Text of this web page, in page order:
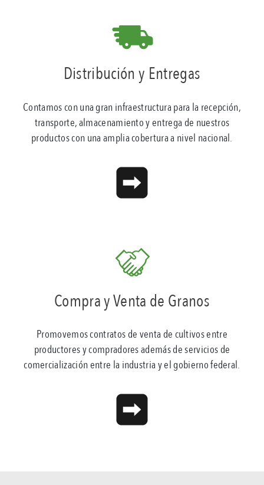
Distribución y Entregas
Contamos con una gran infraestructura para la recepción,
transporte, almacenamiento y entrega de nuestros
productos con una amplia cobertura a nivel nacional.
Compra y Venta de Granos
Promovemos contratos de venta de cultivos entre
productores y compradores además de servicios de
comercialización entre la industria y el gobierno federal.